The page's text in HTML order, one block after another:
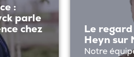
:
parle
chez
Le regard
Heyn sur
Notre